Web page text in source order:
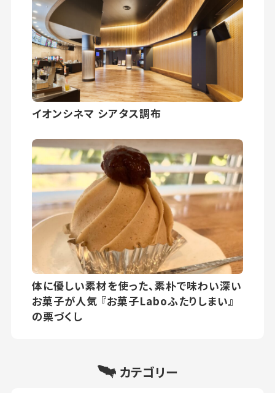
イオンシネマ シアタス調布
体に優しい素材を使った、素朴で味わい深い
お菓子が人気 『お菓子Laboふたりしまい』
の栗づくし
カテゴリー